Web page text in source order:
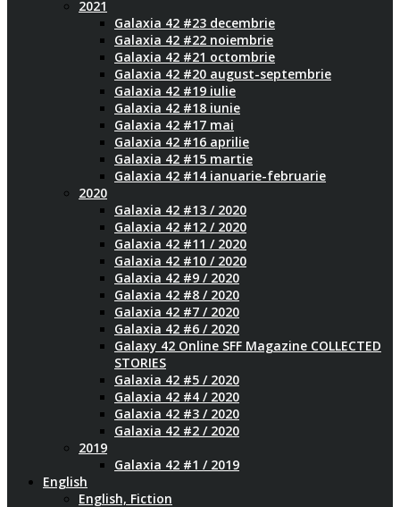
2021
Galaxia 42 #23 decembrie
Galaxia 42 #22 noiembrie
Galaxia 42 #21 octombrie
Galaxia 42 #20 august-septembrie
Galaxia 42 #19 iulie
Galaxia 42 #18 iunie
Galaxia 42 #17 mai
Galaxia 42 #16 aprilie
Galaxia 42 #15 martie
Galaxia 42 #14 ianuarie-februarie
2020
Galaxia 42 #13 / 2020
Galaxia 42 #12 / 2020
Galaxia 42 #11 / 2020
Galaxia 42 #10 / 2020
Galaxia 42 #9 / 2020
Galaxia 42 #8 / 2020
Galaxia 42 #7 / 2020
Galaxia 42 #6 / 2020
Galaxy 42 Online SFF Magazine COLLECTED
STORIES
Galaxia 42 #5 / 2020
Galaxia 42 #4 / 2020
Galaxia 42 #3 / 2020
Galaxia 42 #2 / 2020
2019
Galaxia 42 #1 / 2019
English
English, Fiction